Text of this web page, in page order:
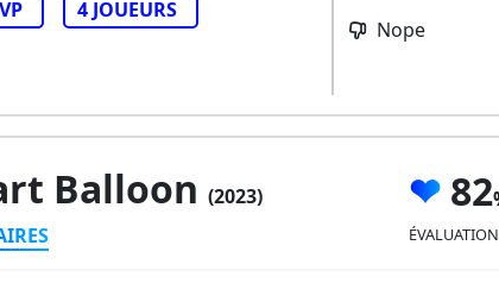
4 JOUEURS
Nope
Balloon (2023)
82
ÉVALUATION